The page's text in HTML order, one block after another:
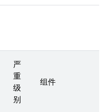
严
重
级
别
组件